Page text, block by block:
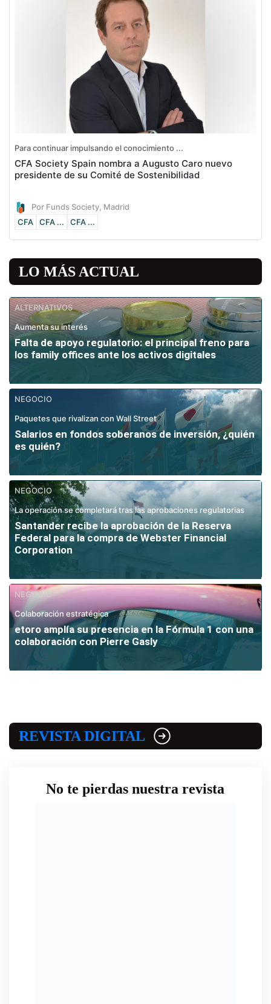
Para continuar impulsando el conocimiento ...
CFA Society Spain nombra a Augusto Caro nuevo
presidente de su Comité de Sostenibilidad
Por Funds Society, Madrid
CFA
CFA ... CFA ...
LO MÁS ACTUAL
ALTERNATIVOS
Aumenta su interés
Falta de apoyo regulatorio: el principal freno para
los family offices ante los activos digitales
NEGOCIO
Paquetes que rivalizan con Wall Street
Salarios en fondos soberanos de inversión, ¿quién
es quién?
NEGOCIO
La operación se completará tras las aprobaciones regulatorias
Santander recibe la aprobación de la Reserva
Federal para la compra de Webster Financial
Corporation
NEGOCIO
Colaboración estratégica
etoro amplía su presencia en la Fórmula 1 con una
colaboración con Pierre Gasly
REVISTA DIGITAL
No te pierdas nuestra revista